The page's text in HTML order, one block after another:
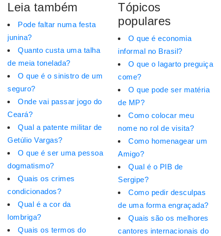
Leia também
Pode faltar numa festa
junina?
Quanto custa uma talha
de meia tonelada?
O que é o sinistro de um
seguro?
Onde vai passar jogo do
Ceará?
Qual a patente militar de
Getúlio Vargas?
O que é ser uma pessoa
dogmatismo?
Quais os crimes
condicionados?
Qual é a cor da
lombriga?
Quais os termos do
Tópicos
populares
O que é economia
informal no Brasil?
O que o lagarto preguiça
come?
O que pode ser matéria
de MP?
Como colocar meu
nome no rol de visita?
Como homenagear um
Amigo?
Qual é o PIB de
Sergipe?
Como pedir desculpas
de uma forma engraçada?
Quais são os melhores
cantores internacionais do